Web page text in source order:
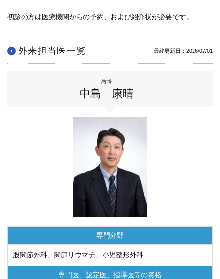
本院の先進医療
中文
初診の方は医療機関からの予約、および紹介状が必要です。
外来担当医一覧 最終更新日：2026/07/01
教授
中島 康晴
専門分野
股関節外科、関節リウマチ、小児整形外科
専門医、認定医、 指導医等の資格